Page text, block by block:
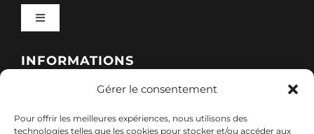
Gérer le consentement
Pour offrir les meilleures expériences, nous utilisons des
technologies telles que les cookies pour stocker et/ou accéder aux
Toggle
Qui sommes-nous ?
INFORMATIONS
Politique de cookies (UE)